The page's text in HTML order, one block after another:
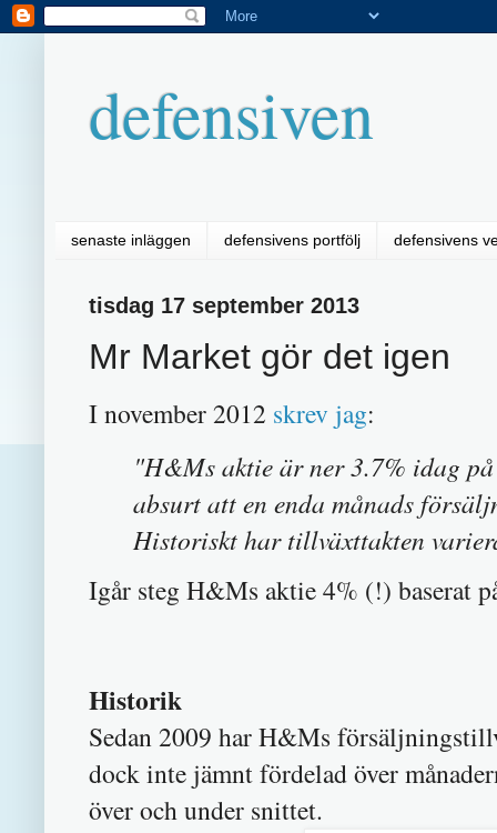
defensiven
senaste inläggen defensivens portfölj defensivens
tisdag 17 september 2013
Mr Market gör det igen
I november 2012 skrev jag:
"H&Ms aktie är ner 3.7% idag
absurt att en enda månads
Historiskt har tillväxttakten
Igår steg H&Ms aktie 4% (!) baserat
Historik
Sedan 2009 har H&Ms
dock inte jämnt fördelad över
över och under snittet.